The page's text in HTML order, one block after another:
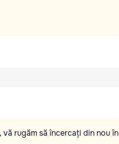
rugăm să încercați din nou în